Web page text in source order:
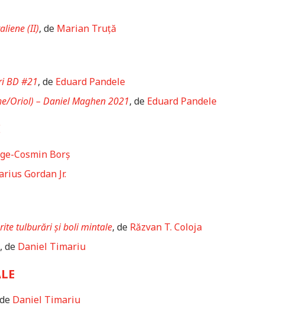
(II), de Marian Truță
BD #21, de Eduard Pandele
Oriol) – Daniel Maghen 2021, de Eduard Pandele
Cosmin Borș
Gordan Jr.
tulburări și boli mintale, de Răzvan T. Coloja
, de Daniel Timariu
Daniel Timariu